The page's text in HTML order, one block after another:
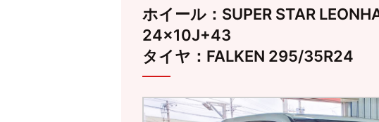
ホイール：SUPER STAR
24×10J+43
タイヤ：FALKEN 295/35R24